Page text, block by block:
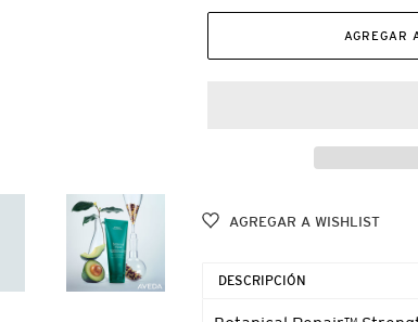
AGREGAR
AGREGAR A WISHLIST
DESCRIPCIÓN